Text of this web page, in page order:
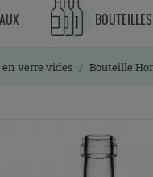
BOUTEILLES
en verre vides Bouteille